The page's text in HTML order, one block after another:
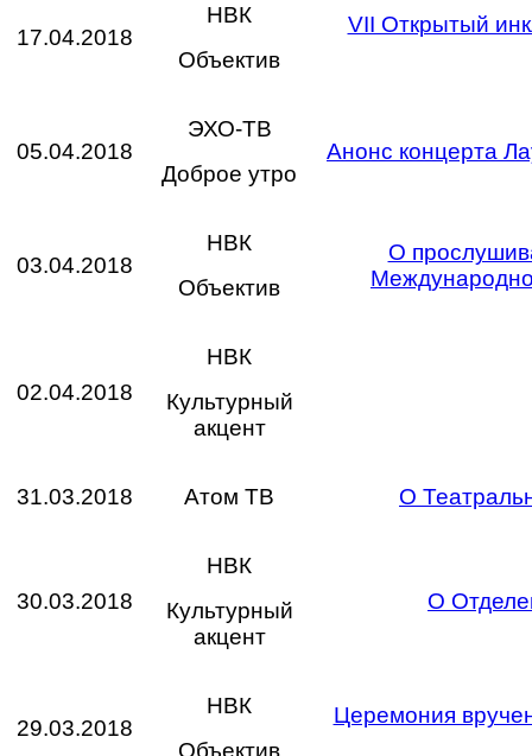
17.04.2018
НВК
Объектив
VII Открытый
05.04.2018
ЭХО-ТВ
Доброе утро
Анонс концерта
03.04.2018
НВК
Объектив
О
02.04.2018
НВК
Культурный
акцент
31.03.2018 Атом ТВ О
30.03.2018
НВК
Культурный
акцент
О
29.03.2018
НВК
Объектив
Церемония